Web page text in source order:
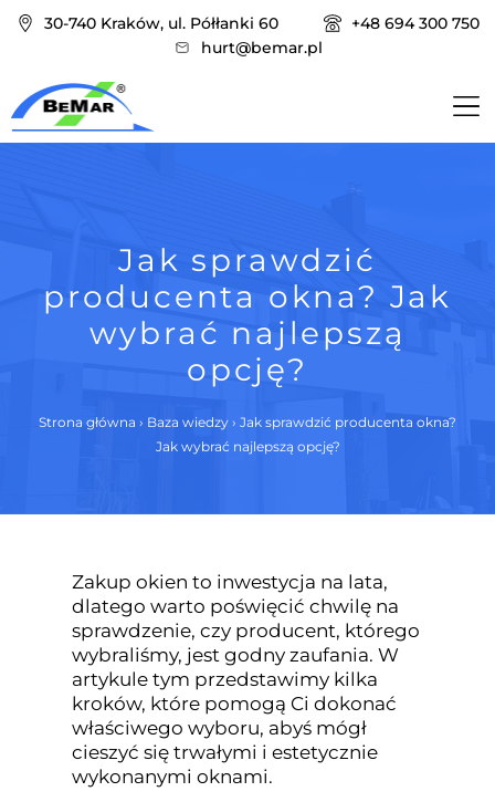
30-740 Kraków, ul. Półłanki 60
+48 694 300 750
hurt@bemar.pl
Jak sprawdzić
producenta okna? Jak
wybrać najlepszą
opcję?
Strona główna › Baza wiedzy › Jak sprawdzić producenta okna?
Jak wybrać najlepszą opcję?
Zakup okien to inwestycja na lata,
dlatego warto poświęcić chwilę na
sprawdzenie, czy producent, którego
wybraliśmy, jest godny zaufania. W
artykule tym przedstawimy kilka
kroków, które pomogą Ci dokonać
właściwego wyboru, abyś mógł
cieszyć się trwałymi i estetycznie
wykonanymi oknami.